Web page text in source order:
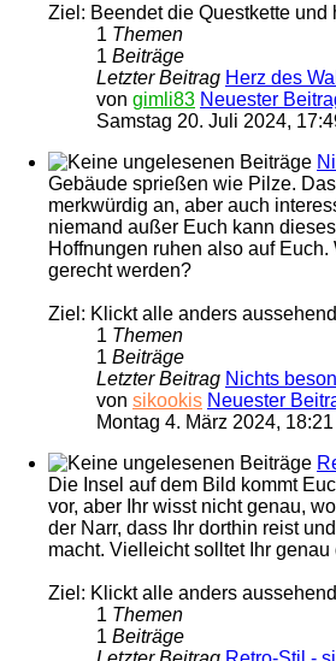
Ziel: Beendet die Questkette und
1 Themen
1 Beiträge
Letzter Beitrag Herz des
von gimli83 Neuester
Samstag 20. Juli 2024,
Gebäude sprießen wie Pilze.
merkwürdig an, aber auch
niemand außer Euch kann
Hoffnungen ruhen also auf Euch.
gerecht werden?
Ziel: Klickt alle anders
1 Themen
1 Beiträge
Letzter Beitrag Nichts
von sikookis Neuester
Montag 4. März 2024, 18:21
Die Insel auf dem Bild kommt
vor, aber Ihr wisst nicht genau,
der Narr, dass Ihr dorthin reist
macht. Vielleicht solltet Ihr genau
Ziel: Klickt alle anders
1 Themen
1 Beiträge